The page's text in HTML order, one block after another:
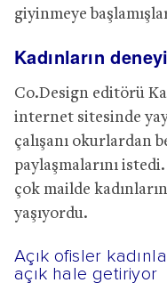
giyinmeye
Kadınların
Co.Design editörü
internet sitesinde
çalışanı okurlardan
paylaşmalarını
çok mailde
yaşıyordu.
Açık ofisler
açık hale getiriyor